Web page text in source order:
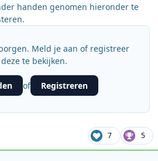
handen genomen hieronder te
Meld je aan of registreer
te bekijken.
of Registreren
7 5